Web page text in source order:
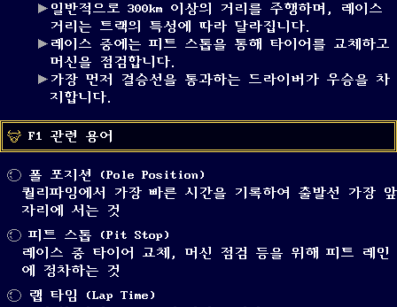
일반적으로 300km 이상의 거리를 주행하며, 레이스
거리는 트랙의 특성에 따라 달라집니다.
레이스 중에는 피트 스톱을 통해 타이어를 교체하고
머신을 점검합니다.
가장 먼저 결승선을 통과하는 드라이버가 우승을 차
지합니다.
F1 관련 용어
폴 포지션 (Pole Position)
퀄리파잉에서 가장 빠른 시간을 기록하여 출발선 가장 앞
자리에 서는 것
피트 스톱 (Pit Stop)
레이스 중 타이어 교체, 머신 점검 등을 위해 피트 레인
에 정차하는 것
랩 타임 (Lap Time)